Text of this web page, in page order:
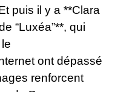
puis il y a **Clara
“Luxéa”**, qui
ont dépassé
renforcent